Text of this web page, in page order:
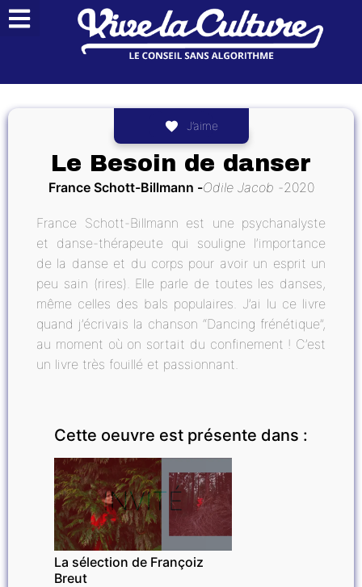
J’aime
Le Besoin de danser
France Schott-Billmann Odile Jacob 2020
France Schott-Billmann est une psychanalyste
et danse-thérapeute qui souligne l’importance
de la danse et du corps pour avoir un esprit un
peu sain (rires). Elle parle de toutes les danses,
même celles des bals populaires. J’ai lu ce livre
quand j’écrivais la chanson “Dancing frénétique”,
au moment où on sortait du confinement ! C’est
un livre très fouillé et passionnant.
Cette oeuvre est présente dans :
INVITÉ
La sélection de Françoiz
Breut